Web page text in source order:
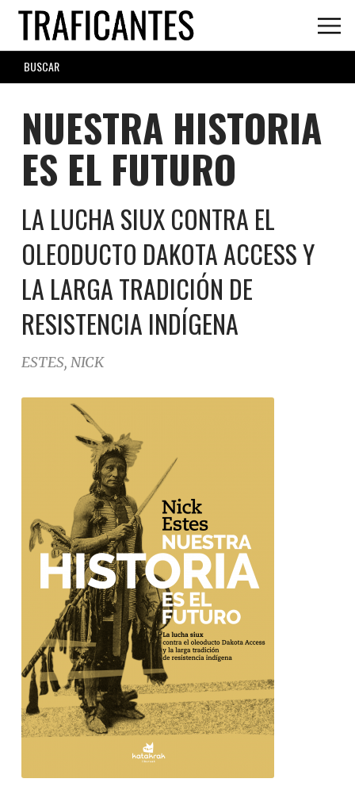
Skip
main
content
SEARCH
FORM
NUESTRA HISTORIA
ES EL FUTURO
LA LUCHA SIUX CONTRA EL
OLEODUCTO DAKOTA ACCESS Y
LA LARGA TRADICIÓN DE
RESISTENCIA INDÍGENA
ESTES, NICK